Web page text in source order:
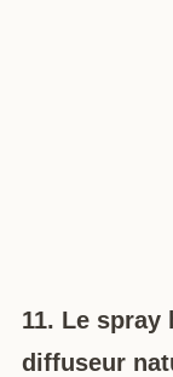
11. Le spray
diffuseur